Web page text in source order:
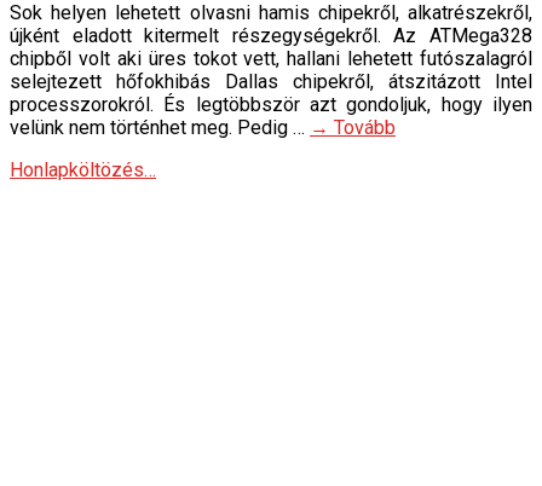
Sok helyen lehetett olvasni hamis chipekről, alkatrészekről,
újként eladott kitermelt részegységekről. Az ATMega328
chipből volt aki üres tokot vett, hallani lehetett futószalagról
selejtezett hőfokhibás Dallas chipekről, átszitázott Intel
processzorokról. És legtöbbször azt gondoljuk, hogy ilyen
velünk nem történhet meg. Pedig … → Tovább
Honlapköltözés…